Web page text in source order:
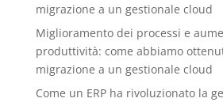
migrazione a un gestionale cloud
Miglioramento dei processi e
produttività: come abbiamo
migrazione a un gestionale cloud
Come un ERP ha rivoluzionato la